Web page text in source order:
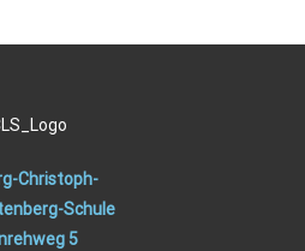
Christoph-
Schule
5